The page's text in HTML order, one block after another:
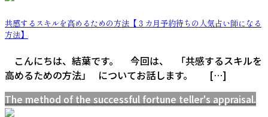
共感するスキルを高めるための方法【３カ月予約待ちの人気占い師になる
方法】
こんにちは、結葉です。 今回は、 「共感するスキルを
高めるための方法」 についてお話します。 […]
The method of the successful fortune teller's appraisal.